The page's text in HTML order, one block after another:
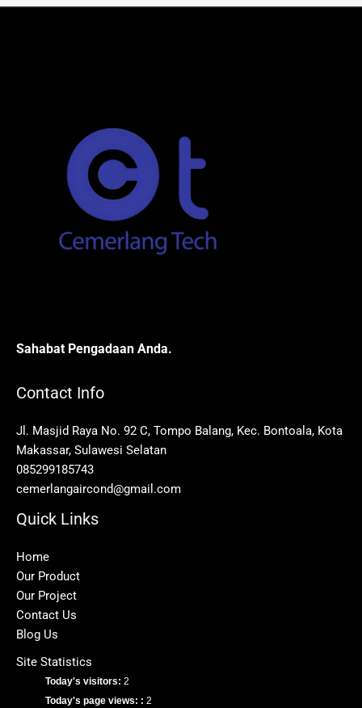
Sahabat Pengadaan Anda.
Contact Info
Jl. Masjid Raya No. 92 C, Tompo Balang, Kec. Bontoala, Kota
Makassar, Sulawesi Selatan
085299185743
cemerlangaircond@gmail.com
Quick Links
Home
Our Product
Our Project
Contact Us
Blog Us
Site Statistics
Today's visitors: 2
Today's page views: : 2